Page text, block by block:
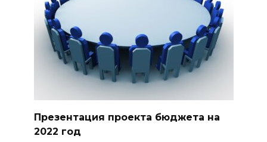
Презентация проекта бюджета на
2022 год